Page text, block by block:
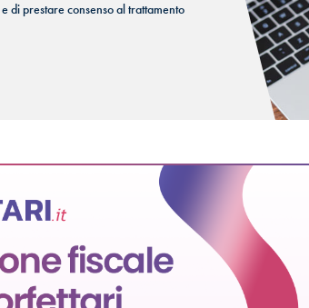
e di prestare consenso al trattamento